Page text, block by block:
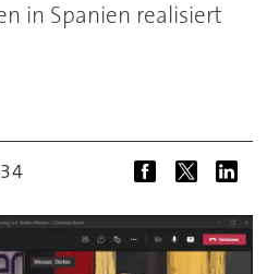
in Spanien realisiert